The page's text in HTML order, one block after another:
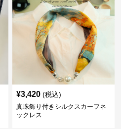
¥3,420 (税込)
真珠飾り付きシルクスカーフネ
ックレス